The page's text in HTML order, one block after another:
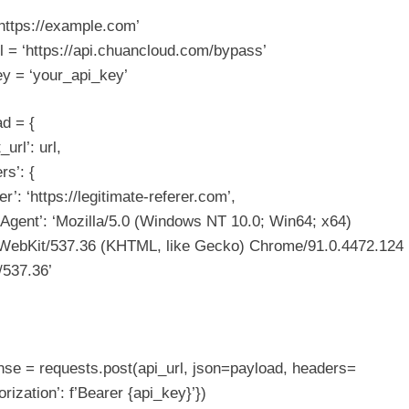
example.com’
= ‘https://api.chuancloud.com/bypass’
= ‘your_api_key’
= {
url,
{
‘https://legitimate-referer.com’,
‘Mozilla/5.0 (Windows NT 10.0; Win64; x64)
537.36 (KHTML, like Gecko) Chrome/91.0.4472.124
= requests.post(api_url, json=payload, headers=
f’Bearer {api_key}’})